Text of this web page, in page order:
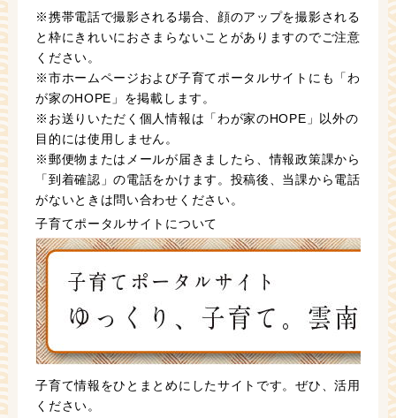
※携帯電話で撮影される場合、顔のアップを撮影される
と枠にきれいにおさまらないことがありますのでご注意
ください。
※市ホームページおよび子育てポータルサイトにも「わ
が家のHOPE」を掲載します。
※お送りいただく個人情報は「わが家のHOPE」以外の
目的には使用しません。
※郵便物またはメールが届きましたら、情報政策課から
「到着確認」の電話をかけます。投稿後、当課から電話
がないときは問い合わせください。
子育てポータルサイトについて
子育て情報をひとまとめにしたサイトです。ぜひ、活用
ください。